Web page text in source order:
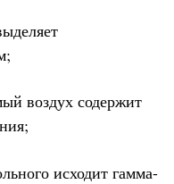
воздух содержит
исходит гамма-